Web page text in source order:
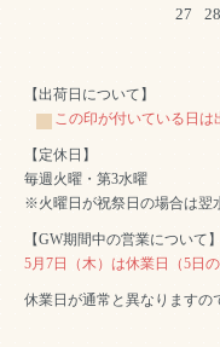
27 28
【出荷日について】
この印が付いている日は
【定休日】
毎週火曜・第3水曜
※火曜日が祝祭日の場合は翌
【GW期間中の営業について】
5月7日（木）は休業日（5日
休業日が通常と異なりますの